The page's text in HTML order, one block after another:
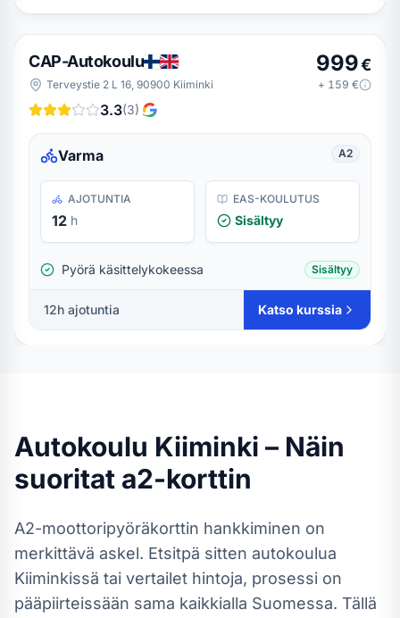
CAP-Autokoulu
Terveystie 2 L 16, 90900 Kiiminki
3.3(3)
999€
+ 159 €
Varma A2
AJOTUNTIA
12 h
EAS-KOULUTUS
Sisältyy
Pyörä käsittelykokeessa Sisältyy
12h ajotuntia Katso kurssia
Autokoulu Kiiminki – Näin
suoritat a2-korttin
A2-moottoripyöräkorttin hankkiminen on
merkittävä askel. Etsitpä sitten autokoulua
Kiiminkissä tai vertailet hintoja, prosessi on
pääpiirteissään sama kaikkialla Suomessa. Tällä